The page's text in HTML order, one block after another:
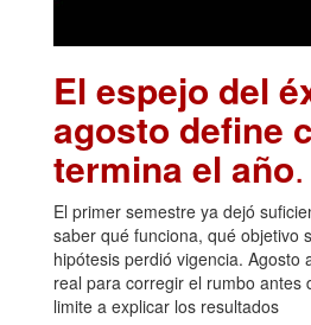
El espejo del
agosto define
termina el año
El primer semestre ya dejó
saber qué funciona, qué objetivo
hipótesis perdió vigencia. Agosto
real para corregir el rumbo antes
limite a explicar los resultados